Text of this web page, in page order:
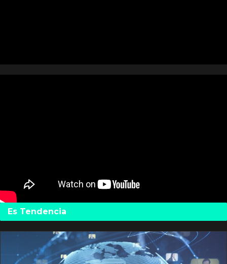
Es Tendencia